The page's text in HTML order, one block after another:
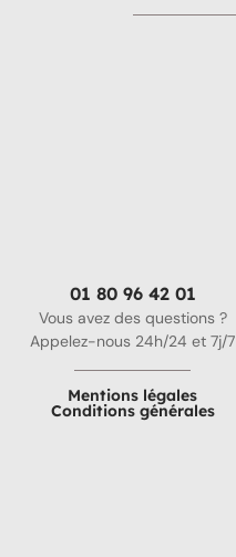
01 80 96 42 01
Vous avez des questions ?
Appelez-nous 24h/24 et 7j/7
Mentions légales
Conditions générales